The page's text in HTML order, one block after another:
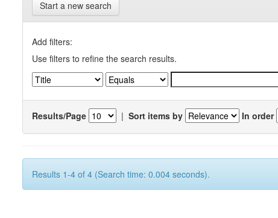
Start a new search
Add filters:
Use filters to refine the search results.
Results/Page | Sort items by In order
Results 1-4 of 4 (Search time: 0.004 seconds).